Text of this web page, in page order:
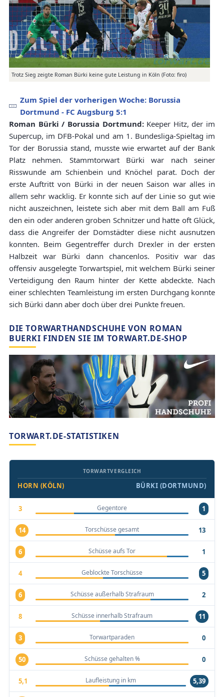
Trotz Sieg zeigte Roman Bürki keine gute Leistung in Köln (Foto: firo)
Zum Spiel der vorherigen Woche: Borussia
Dortmund - FC Augsburg 5:1
Roman Bürki / Borussia Dortmund: Keeper Hitz, der im
Supercup, im DFB-Pokal und am 1. Bundesliga-Spieltag im
Tor der Borussia stand, musste wie erwartet auf der Bank
Platz nehmen. Stammtorwart Bürki war nach seiner
Risswunde am Schienbein und Knöchel parat. Doch der
erste Auftritt von Bürki in der neuen Saison war alles in
allem sehr wacklig. Er konnte sich auf der Linie so gut wie
nicht auszeichnen, leistete sich aber mit dem Ball am Fuß
den ein oder anderen groben Schnitzer und hatte oft Glück,
dass die Angreifer der Domstädter diese nicht ausnutzen
konnten. Beim Gegentreffer durch Drexler in der ersten
Halbzeit war Bürki dann chancenlos. Positiv war das
offensiv ausgelegte Torwartspiel, mit welchem Bürki seiner
Verteidigung den Raum hinter der Kette abdeckte. Nach
einer schlechten Teamleistung im ersten Durchgang konnte
sich Bürki dann aber doch über drei Punkte freuen.
DIE TORWARTHANDSCHUHE VON ROMAN
BUERKI FINDEN SIE IM TORWART.DE-SHOP
TORWART.DE-STATISTIKEN
HORN (KÖLN)
TORWARTVERGLEICH
BÜRKI (DORTMUND)
3 Gegentore 1
14 Torschüsse gesamt 13
6 Schüsse aufs Tor 1
4 Geblockte Torschüsse 5
6 Schüsse außerhalb Strafraum 2
8 Schüsse innerhalb Strafraum 11
3 Torwartparaden 0
50 Schüsse gehalten % 0
5,1 Laufleistung in km 5,39